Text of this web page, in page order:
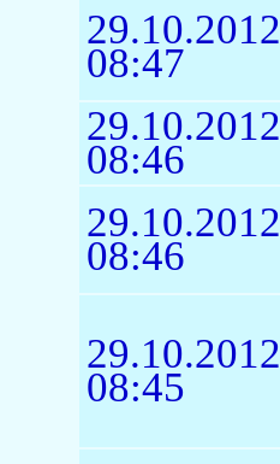
29.10.2012
08:47
29.10.2012
08:46
29.10.2012
08:46
29.10.2012
08:45